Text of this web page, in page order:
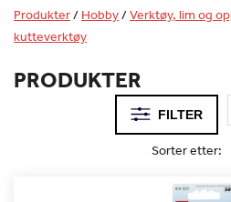
Produkter/ Hobby/Verktøy, lim og
kutteverktøy
PRODUKTER
FILTER
Sorter etter: